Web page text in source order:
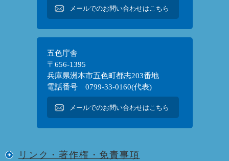
メールでのお問い合わせはこちら
五色庁舎
〒656-1395
兵庫県洲本市五色町都志203番地
電話番号 0799-33-0160(代表)
メールでのお問い合わせはこちら
リンク・著作権・免責事項